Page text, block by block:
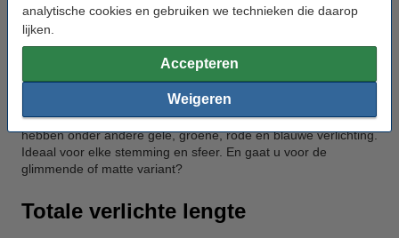
analytische cookies en gebruiken we technieken die daarop
lijken.
Accepteren
Weigeren
verlichting bestuurt u met een app op uw telefoon of tablet. Zo
zet u de lampen aan terwijl u nog niet eens thuis bent en past
Kies tot slot voor warm witte of gekleurde feestverlichting. Wij
hebben onder andere gele, groene, rode en blauwe verlichting.
Ideaal voor elke stemming en sfeer. En gaat u voor de
glimmende of matte variant?
Totale verlichte lengte